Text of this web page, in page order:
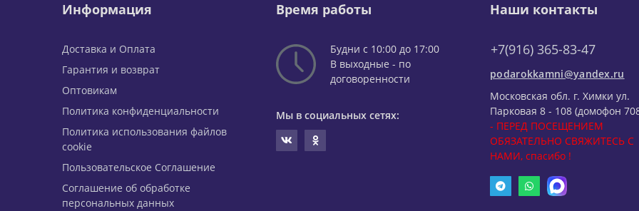
Информация
Доставка и Оплата
Гарантия и возврат
Оптовикам
Политика конфиденциальности
Политика использования файлов
cookie
Пользовательское Соглашение
Соглашение об обработке
персональных данных
Время работы
Будни с 10:00 до 17:00
В выходные - по
договоренности
Мы в социальных сетях:
Наши контакты
+7(916) 365-83-47
podarokkamni@yandex.ru
Московская обл. г. Химки ул.
Парковая 8 - 108 (домофон
- ПЕРЕД ПОСЕЩЕНИЕМ
ОБЯЗАТЕЛЬНО СВЯЖИТЕСЬ С
НАМИ, спасибо !